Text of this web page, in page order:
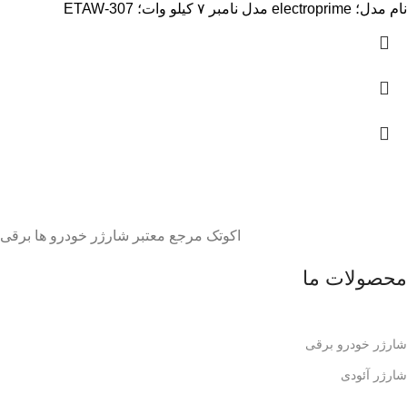
نام مدل؛ electroprime مدل نامبر ۷ کیلو وات؛ ETAW-307
اکوتک مرجع معتبر شارژر خودرو ها برقی
محصولات ما
شارژر خودرو برقی
شارژر آئودی